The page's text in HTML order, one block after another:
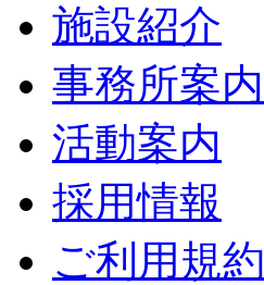
施設紹介
事務所案内
活動案内
採用情報
ご利用規約